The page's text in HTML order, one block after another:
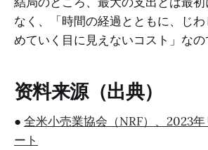
なく、「時間の経過とともに、じ
めていく目に見えないコスト」なの
资料来源（出典）
● 全米小売業協会（NRF）、2023
ート